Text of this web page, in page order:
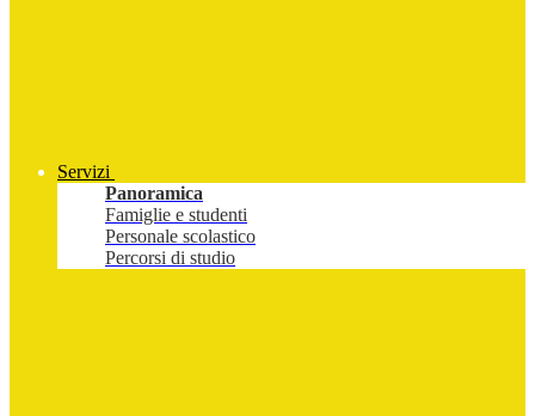
Servizi
Panoramica
Famiglie e studenti
Personale scolastico
Percorsi di studio